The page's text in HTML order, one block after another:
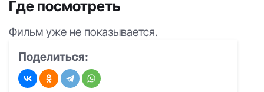
Где посмотреть
Фильм уже не показывается.
Поделиться: